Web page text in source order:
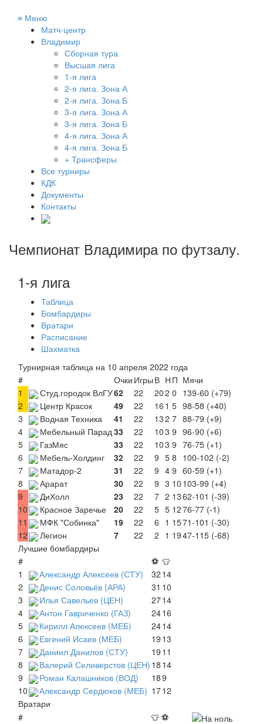
≡ Меню
Матч-центр
Владимир
Сборная тура
Высшая лига
1-я лига
2-я лига. Зона А
2-я лига. Зона Б
3-я лига. Зона А
3-я лига. Зона Б
4-я лига. Зона А
4-я лига. Зона Б
+ Трансферы
Все турниры
КДК
Документы
Контакты
Чемпионат Владимира по футзалу.
1-я лига
Таблица
Бомбардиры
Вратари
Расписание
Шахматка
Турнирная таблица на 10 апреля 2022 года
#
Очки Игры В Н П Мячи
1
Студ.городок ВлГУ62 22 202 0 139-60 (+79)
2
Центр Красок 49 22 16 1 5 98-58 (+40)
3
Водная Техника 41 22 132 7 88-79 (+9)
4
Мебельный Парад33 22 103 9 96-90 (+6)
5
ГазМяс 33 22 103 9 76-75 (+1)
6
Мебель-Холдинг 32 22 9 5 8 100-102 (-2)
7
Матадор-2 31 22 9 4 9 60-59 (+1)
8
Арарат 30 22 9 3 10 103-99 (+4)
9
ДиХолл 23 22 7 2 1362-101 (-39)
10
Красное Заречье 20 22 5 5 1276-77 (-1)
11
МФК "Собинка" 19 22 6 1 1571-101 (-30)
12
Легион 7 22 2 1 1947-115 (-68)
Лучшие бомбардиры
#
⚽ 👕
1
Александр Алексеев (СТУ) 32 14
2
Денис Соловьёв (АРА) 31 10
3
Илья Савельев (ЦЕН) 2714
4
Антон Гавриченко (ГАЗ) 2416
5
Кирилл Алексеев (МЕБ) 2414
6
Евгений Исаев (МЕБ) 19 13
7
Даниил Данилов (СТУ) 19 11
8
Валерий Селиверстов (ЦЕН) 18 14
9
Роман Калашников (ВОД) 189
10
Александр Сердюков (МЕБ) 1712
Вратари
#
👕 ⚽